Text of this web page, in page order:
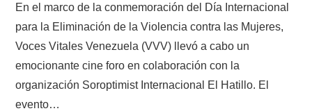
En el marco de la conmemoración del Día Internacional
para la Eliminación de la Violencia contra las Mujeres,
Voces Vitales Venezuela (VVV) llevó a cabo un
emocionante cine foro en colaboración con la
organización Soroptimist Internacional El Hatillo. El
evento…